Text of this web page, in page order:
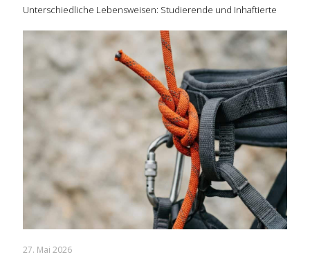
Unterschiedliche Lebensweisen: Studierende und Inhaftierte
27. Mai 2026